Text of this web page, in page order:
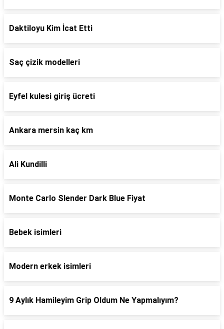
Daktiloyu Kim İcat Etti
Saç çizik modelleri
Eyfel kulesi giriş ücreti
Ankara mersin kaç km
Ali Kundilli
Monte Carlo Slender Dark Blue Fiyat
Bebek isimleri
Modern erkek isimleri
9 Aylık Hamileyim Grip Oldum Ne Yapmalıyım?